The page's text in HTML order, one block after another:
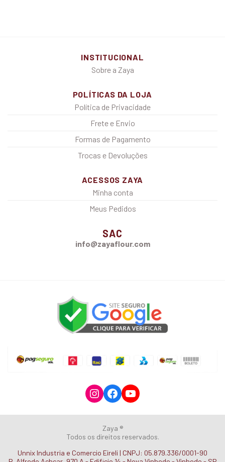
INSTITUCIONAL
Sobre a Zaya
POLÍTICAS DA LOJA
Política de Privacidade
Frete e Envio
Formas de Pagamento
Trocas e Devoluções
ACESSOS ZAYA
Minha conta
Meus Pedidos
SAC
info@zayaflour.com
Instagram
Facebook
YouTube
Zaya ®
Todos os direitos reservados.
Unnix Industria e Comercio Eireli | CNPJ: 05.879.336/0001-90